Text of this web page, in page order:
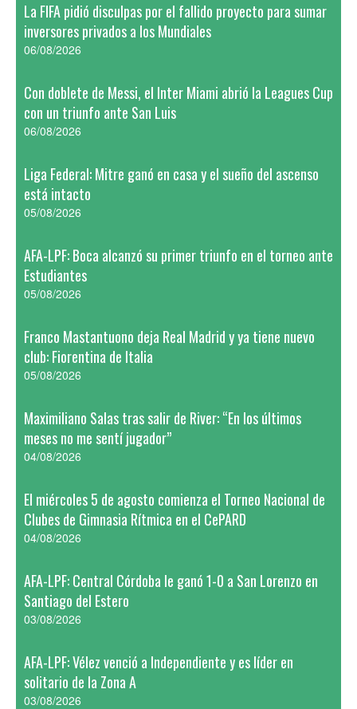
La FIFA pidió disculpas por el fallido proyecto para sumar
inversores privados a los Mundiales
06/08/2026
Con doblete de Messi, el Inter Miami abrió la Leagues Cup
con un triunfo ante San Luis
06/08/2026
Liga Federal: Mitre ganó en casa y el sueño del ascenso
está intacto
05/08/2026
AFA-LPF: Boca alcanzó su primer triunfo en el torneo ante
Estudiantes
05/08/2026
Franco Mastantuono deja Real Madrid y ya tiene nuevo
club: Fiorentina de Italia
05/08/2026
Maximiliano Salas tras salir de River: “En los últimos
meses no me sentí jugador”
04/08/2026
El miércoles 5 de agosto comienza el Torneo Nacional de
Clubes de Gimnasia Rítmica en el CePARD
04/08/2026
AFA-LPF: Central Córdoba le ganó 1-0 a San Lorenzo en
Santiago del Estero
03/08/2026
AFA-LPF: Vélez venció a Independiente y es líder en
solitario de la Zona A
03/08/2026